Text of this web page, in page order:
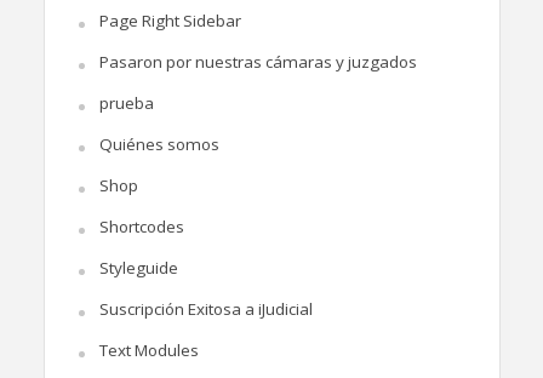
Page Right Sidebar
Pasaron por nuestras cámaras y juzgados
prueba
Quiénes somos
Shop
Shortcodes
Styleguide
Suscripción Exitosa a iJudicial
Text Modules